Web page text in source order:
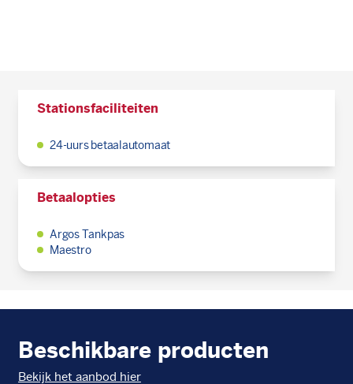
Stationsfaciliteiten
24-uurs betaalautomaat
Betaalopties
Argos Tankpas
Maestro
Beschikbare producten
Bekijk het aanbod hier